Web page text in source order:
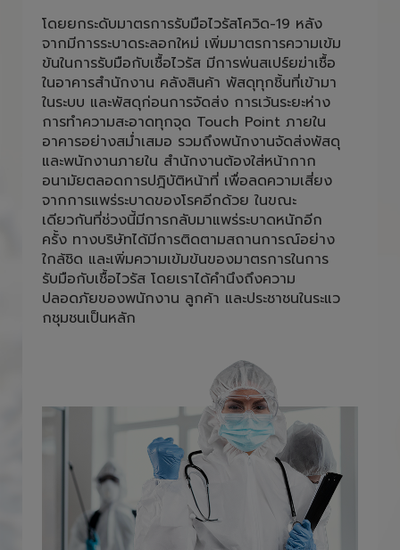
โดยยกระดับมาตรการรับมือไวรัสโควิด-19 หลัง
จากมีการระบาดระลอกใหม่ เพิ่มมาตรการความเข้ม
ข้นในการรับมือกับเชื้อไวรัส มีการพ่นสเปร์ยฆ่าเชื้อ
ในอาคารสำนักงาน คลังสินค้า พัสดุทุกชิ้นที่เข้ามา
ในระบบ และพัสดุก่อนการจัดส่ง การเว้นระยะห่าง
การทำความสะอาดทุกจุด Touch Point ภายใน
อาคารอย่างสม่ำเสมอ รวมถึงพนักงานจัดส่งพัสดุ
และพนักงานภายใน สำนักงานต้องใส่หน้ากาก
อนามัยตลอดการปฎิบัติหน้าที่ เพื่อลดความเสี่ยง
จากการแพร่ระบาดของโรคอีกด้วย ในขณะ
เดียวกันที่ช่วงนี้มีการกลับมาแพร่ระบาดหนักอีก
ครั้ง ทางบริษัทได้มีการติดตามสถานการณ์อย่าง
ใกล้ชิด และเพิ่มความเข้มข้นของมาตรการในการ
รับมือกับเชื้อไวรัส โดยเราได้คำนึงถึงความ
ปลอดภัยของพนักงาน ลูกค้า และประชาชนในระแว
กชุมชนเป็นหลัก